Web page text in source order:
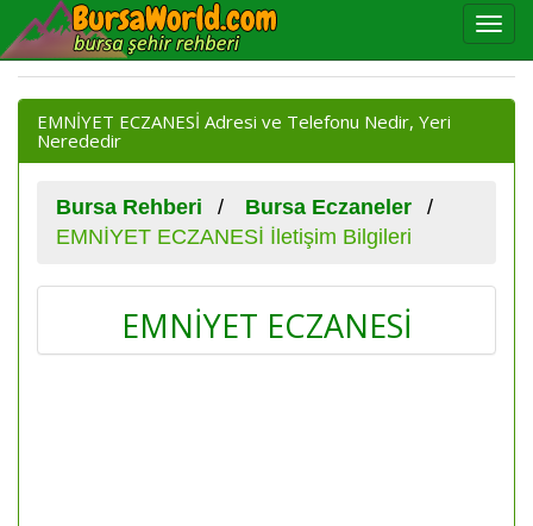
EMNİYET ECZANESİ Adresi ve Telefonu Nedir, Yeri
Nerededir
Bursa Rehberi
Bursa Eczaneler
EMNİYET ECZANESİ İletişim Bilgileri
EMNİYET ECZANESİ